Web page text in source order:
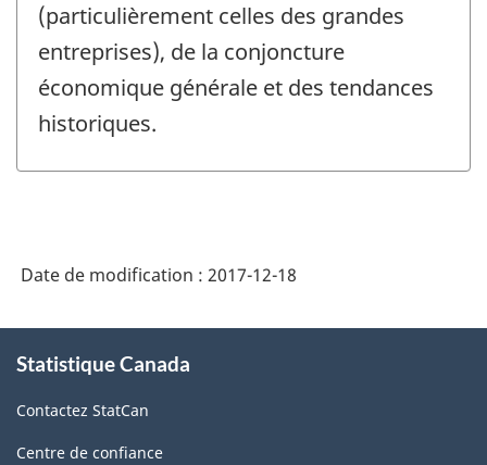
(particulièrement celles des grandes
entreprises), de la conjoncture
économique générale et des tendances
historiques.
Date de modification : 2017-12-18
propos
ce
site
Statistique Canada
Contactez StatCan
Centre de confiance